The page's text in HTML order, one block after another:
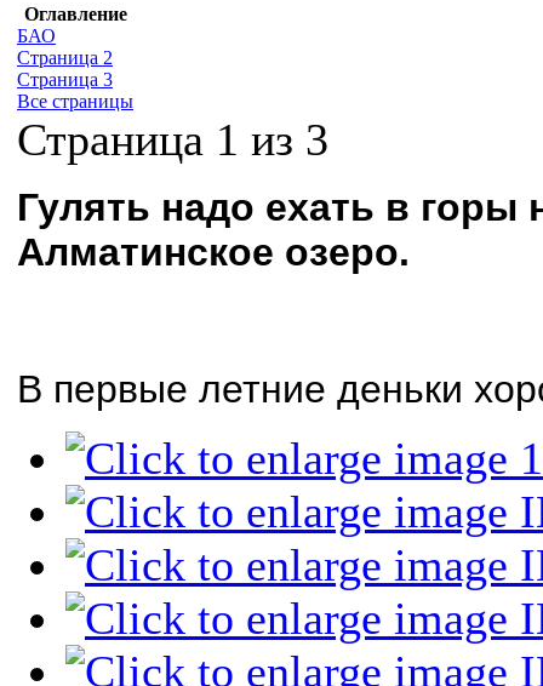
Оглавление
БАО
Страница 2
Страница 3
Все страницы
Страница 1 из 3
Гулять надо ехать в горы
Алматинское озеро.
В первые летние деньки